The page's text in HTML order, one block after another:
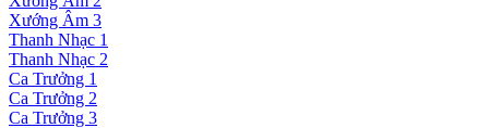
Xướng Âm 3
Thanh Nhạc 1
Thanh Nhạc 2
Ca Trưởng 1
Ca Trưởng 2
Ca Trưởng 3